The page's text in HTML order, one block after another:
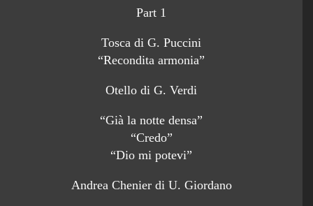
Part 1
Tosca di G. Puccini
“Recondita armonia”
Otello di G. Verdi
“Già la notte densa”
“Credo”
“Dio mi potevi”
Andrea Chenier di U. Giordano